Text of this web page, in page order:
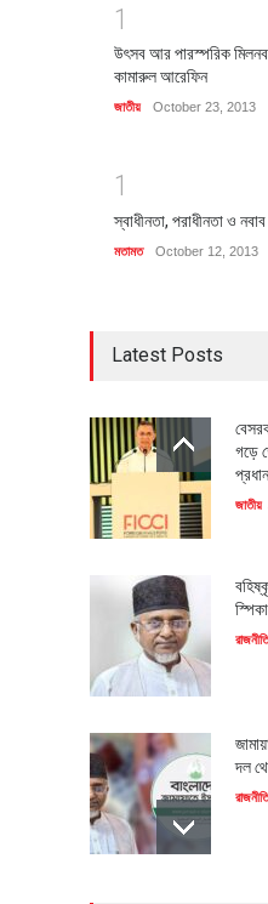
1
উৎসব আর পারস্পরিক
কামারুল আরেফিন
জাতীয় October 23, 2013
1
স্বাধীনতা, পরাধীনতা ও
মতামত October 12, 2013
Latest Posts
গড়ে
জাতীয়
রাজনীতি
দল
রাজনীতি